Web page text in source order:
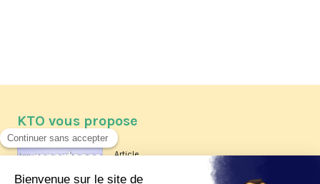
KTO vous propose
Article
Les reportages d'été 2026 de KTO